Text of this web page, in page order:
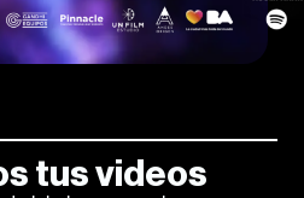
tus videos